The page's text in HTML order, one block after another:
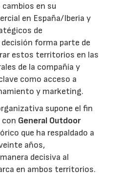
en su
en España/Iberia y
de
forma parte de
estos territorios en las
de la compañía y
como acceso a
y marketing.
supone el fin
con General Outdoor
que ha respaldado a
años,
decisiva al
en ambos territorios.